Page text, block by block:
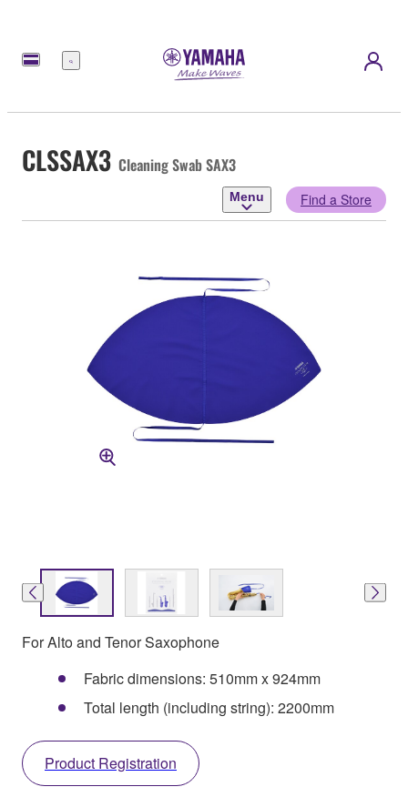
Menu
CLSSAX3 Cleaning Swab SAX3
Menu Find a Store
For Alto and Tenor Saxophone
Fabric dimensions: 510mm x 924mm
Total length (including string): 2200mm
Product Registration